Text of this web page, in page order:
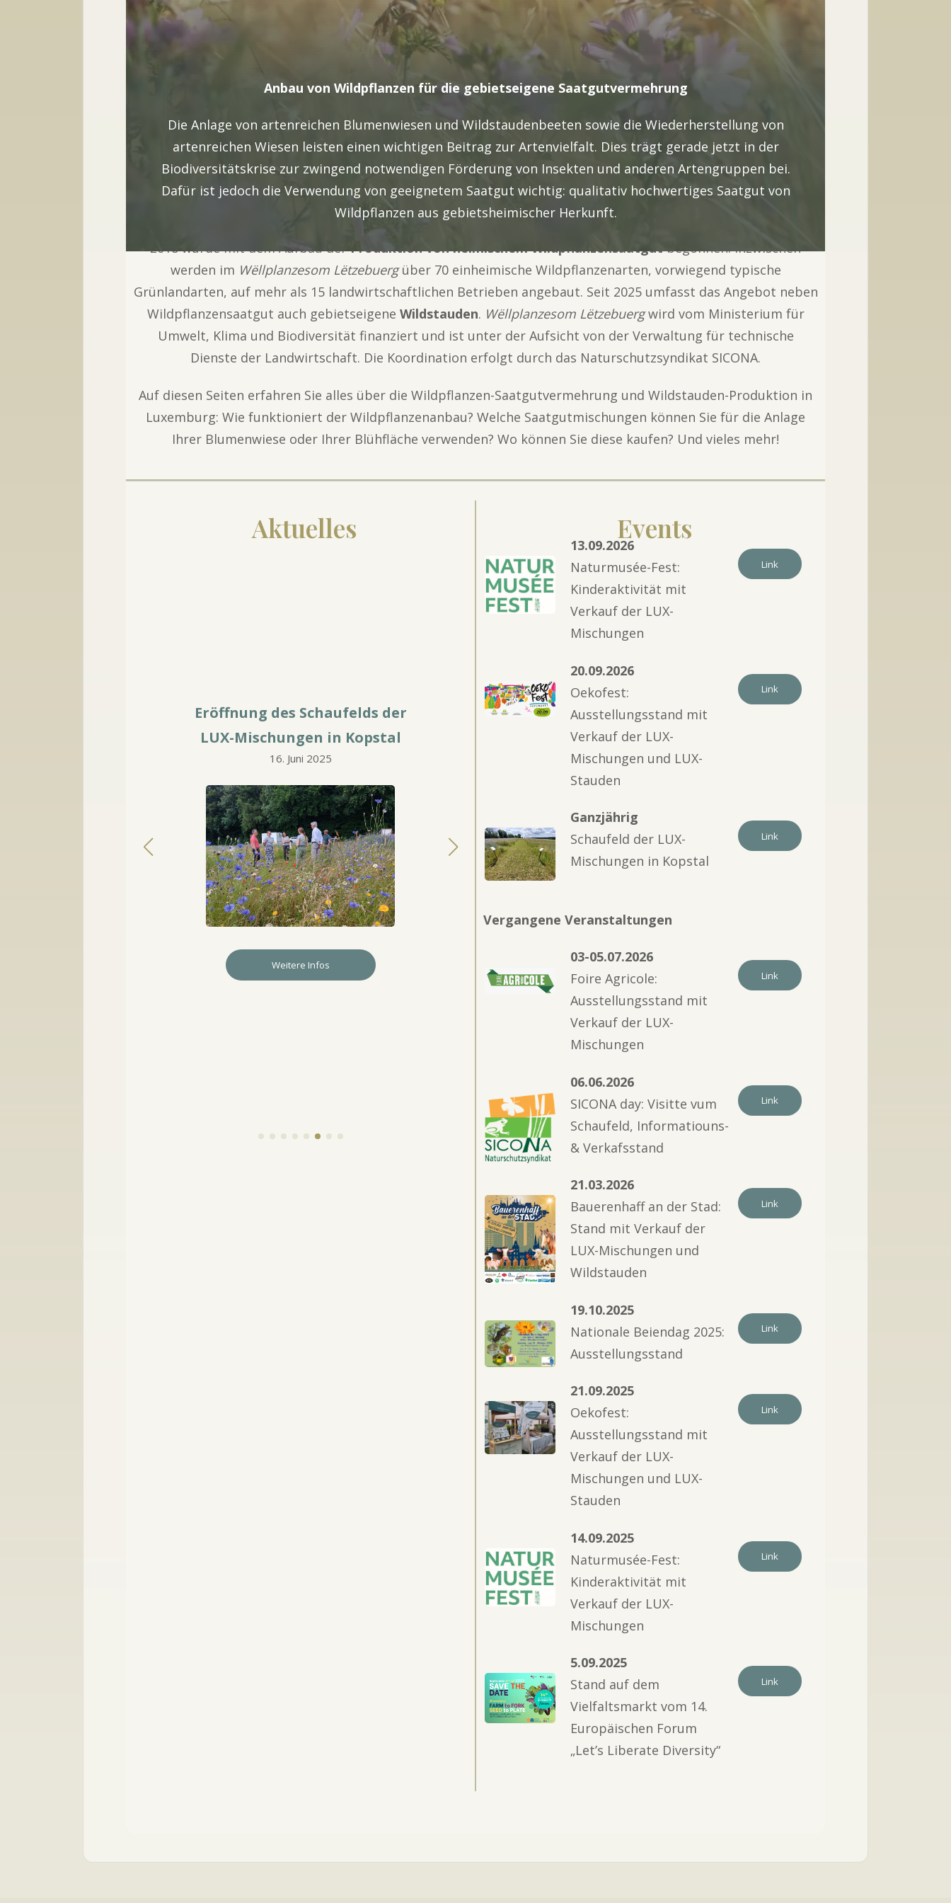
Anbau von Wildpflanzen für die gebietseigene Saatgutvermehrung
Die Anlage von artenreichen Blumenwiesen und Wildstaudenbeeten sowie die Wiederherstellung von
artenreichen Wiesen leisten einen wichtigen Beitrag zur Artenvielfalt. Dies trägt gerade jetzt in der
Biodiversitätskrise zur zwingend notwendigen Förderung von Insekten und anderen Artengruppen bei.
Dafür ist jedoch die Verwendung von geeignetem Saatgut wichtig: qualitativ hochwertiges Saatgut von
Wildpflanzen aus gebietsheimischer Herkunft.
2018 wurde mit dem Aufbau derProduktion von heimischem Wildpflanzensaatgutbegonnen. Inzwischen
werden im Wëllplanzesom Lëtzebuerg über 70 einheimische Wildpflanzenarten, vorwiegend typische
Grünlandarten, auf mehr als 15 landwirtschaftlichen Betrieben angebaut. Seit 2025 umfasst das Angebot neben
Wildpflanzensaatgut auch gebietseigene Wildstauden. Wëllplanzesom Lëtzebuergwird vom Ministerium für
Umwelt, Klima und Biodiversität finanziert und ist unter der Aufsicht von der Verwaltung für technische
Dienste der Landwirtschaft. Die Koordination erfolgt durch das Naturschutzsyndikat SICONA.
Auf diesen Seiten erfahren Sie alles über die Wildpflanzen-Saatgutvermehrung und Wildstauden-Produktion in
Luxemburg: Wie funktioniert der Wildpflanzenanbau? Welche Saatgutmischungen können Sie für die Anlage
Ihrer Blumenwiese oder Ihrer Blühfläche verwenden? Wo können Sie diese kaufen? Und vieles mehr!
Aktuelles
Eröffnung des Schaufelds der
LUX-Mischungen in Kopstal
16. Juni 2025
Weitere Infos
Pressekonferenz zur „Wëllplanzesom
-Stauden“-Produktion
31. März 2025
Weitere Infos
Events
13.09.2026
Naturmusée-Fest:
Kinderaktivität mit
Verkauf der LUX-
Mischungen
Link
20.09.2026
Oekofest:
Ausstellungsstand mit
Verkauf der LUX-
Mischungen und LUX-
Stauden
Link
Ganzjährig
Schaufeld der LUX-
Mischungen in Kopstal
Link
Vergangene Veranstaltungen
03-05.07.2026
Foire Agricole:
Ausstellungsstand mit
Verkauf der LUX-
Mischungen
Link
06.06.2026
SICONA day: Visitte vum
Schaufeld, Informatiouns-
& Verkafsstand
Link
21.03.2026
Bauerenhaff an der Stad:
Stand mit Verkauf der
LUX-Mischungen und
Wildstauden
Link
19.10.2025
Nationale Beiendag 2025:
Ausstellungsstand
Link
21.09.2025
Oekofest:
Ausstellungsstand mit
Verkauf der LUX-
Mischungen und LUX-
Stauden
Link
14.09.2025
Naturmusée-Fest:
Kinderaktivität mit
Verkauf der LUX-
Mischungen
Link
5.09.2025
Stand auf dem
Vielfaltsmarkt vom 14.
Europäischen Forum
„Let’s Liberate Diversity“
Link